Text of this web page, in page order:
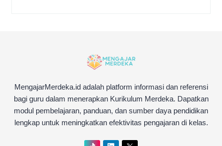
MengajarMerdeka.id adalah platform informasi dan referensi
bagi guru dalam menerapkan Kurikulum Merdeka. Dapatkan
modul pembelajaran, panduan, dan sumber daya pendidikan
lengkap untuk meningkatkan efektivitas pengajaran di kelas.